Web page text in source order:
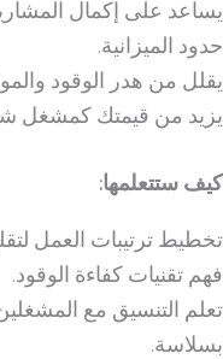
يساعد على إكمال
حدود الميزانية.
يقلل من هدر الوقود
يزيد من قيمتك كمشغل
كيف ستتعلمها:
تخطيط ترتيبات العمل
فهم تقنيات كفاءة الوقود.
تعلم التنسيق مع
بسلاسة.